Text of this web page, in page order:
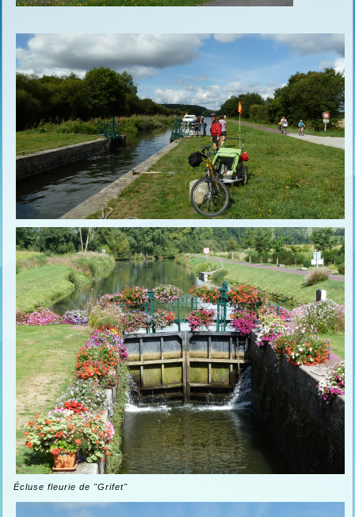
Écluse fleurie de "Grifet"